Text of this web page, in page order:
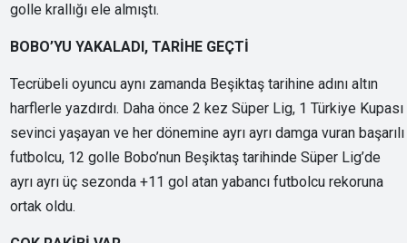
golle krallığı ele almıştı.
BOBO’YU YAKALADI, TARİHE GEÇTİ
Tecrübeli oyuncu aynı zamanda Beşiktaş tarihine adını altın
harflerle yazdırdı. Daha önce 2 kez Süper Lig, 1 Türkiye Kupası
sevinci yaşayan ve her dönemine ayrı ayrı damga vuran başarılı
futbolcu, 12 golle Bobo’nun Beşiktaş tarihinde Süper Lig’de
ayrı ayrı üç sezonda +11 gol atan yabancı futbolcu rekoruna
ortak oldu.